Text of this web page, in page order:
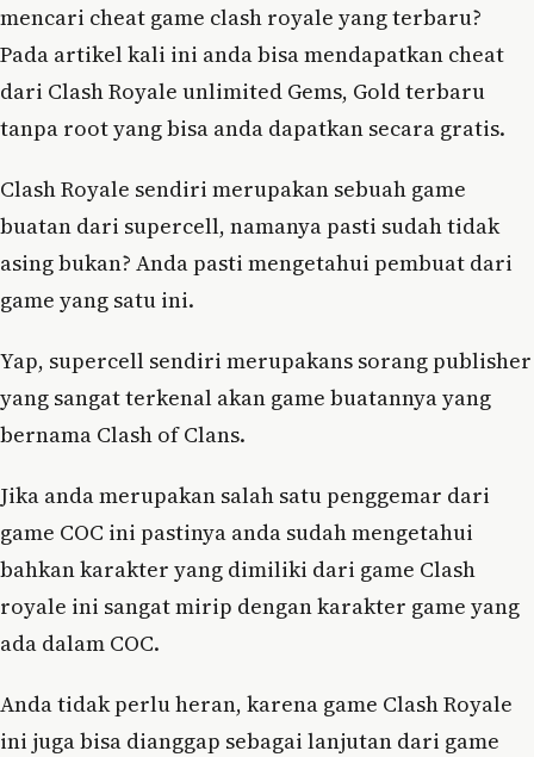
mencari cheat game clash royale yang terbaru?
Pada artikel kali ini anda bisa mendapatkan cheat
dari Clash Royale unlimited Gems, Gold terbaru
tanpa root yang bisa anda dapatkan secara gratis.
Clash Royale sendiri merupakan sebuah game
buatan dari supercell, namanya pasti sudah tidak
asing bukan? Anda pasti mengetahui pembuat dari
game yang satu ini.
Yap, supercell sendiri merupakans sorang publisher
yang sangat terkenal akan game buatannya yang
bernama Clash of Clans.
Jika anda merupakan salah satu penggemar dari
game COC ini pastinya anda sudah mengetahui
bahkan karakter yang dimiliki dari game Clash
royale ini sangat mirip dengan karakter game yang
ada dalam COC.
Anda tidak perlu heran, karena game Clash Royale
ini juga bisa dianggap sebagai lanjutan dari game